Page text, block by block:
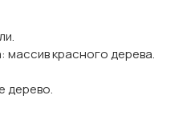
массив красного дерева.
дерево.